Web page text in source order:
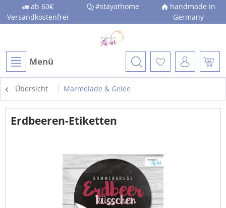
ab 60€
Versandkostenfrei
#stayathome
handmade in
Germany
Menü
Übersicht Marmelade & Gelee
Erdbeeren-Etiketten